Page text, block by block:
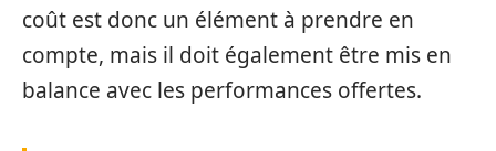
coût est donc un élément à prendre en
compte, mais il doit également être mis en
balance avec les performances offertes.